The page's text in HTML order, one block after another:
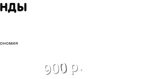
900 р.